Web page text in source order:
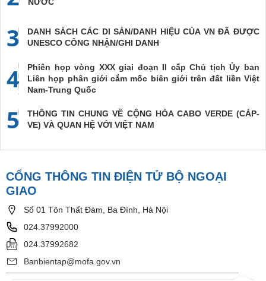
3
DANH SÁCH CÁC DI SẢN/DANH HIỆU CỦA VN ĐÃ ĐƯỢC
UNESCO CÔNG NHẬN/GHI DANH
4
Phiên họp vòng XXX giai đoạn II cấp Chủ tịch Ủy ban
Liên họp phân giới cắm mốc biên giới trên đất liền Việt
Nam-Trung Quốc
5
THÔNG TIN CHUNG VỀ CỘNG HÒA CABO VERDE (CÁP-
VE) VÀ QUAN HỆ VỚI VIỆT NAM
CỔNG THÔNG TIN ĐIỆN TỬ BỘ NGOẠI
GIAO
Số 01 Tôn Thất Đàm, Ba Đình, Hà Nội
024.37992000
024.37992682
Banbientap@mofa.gov.vn